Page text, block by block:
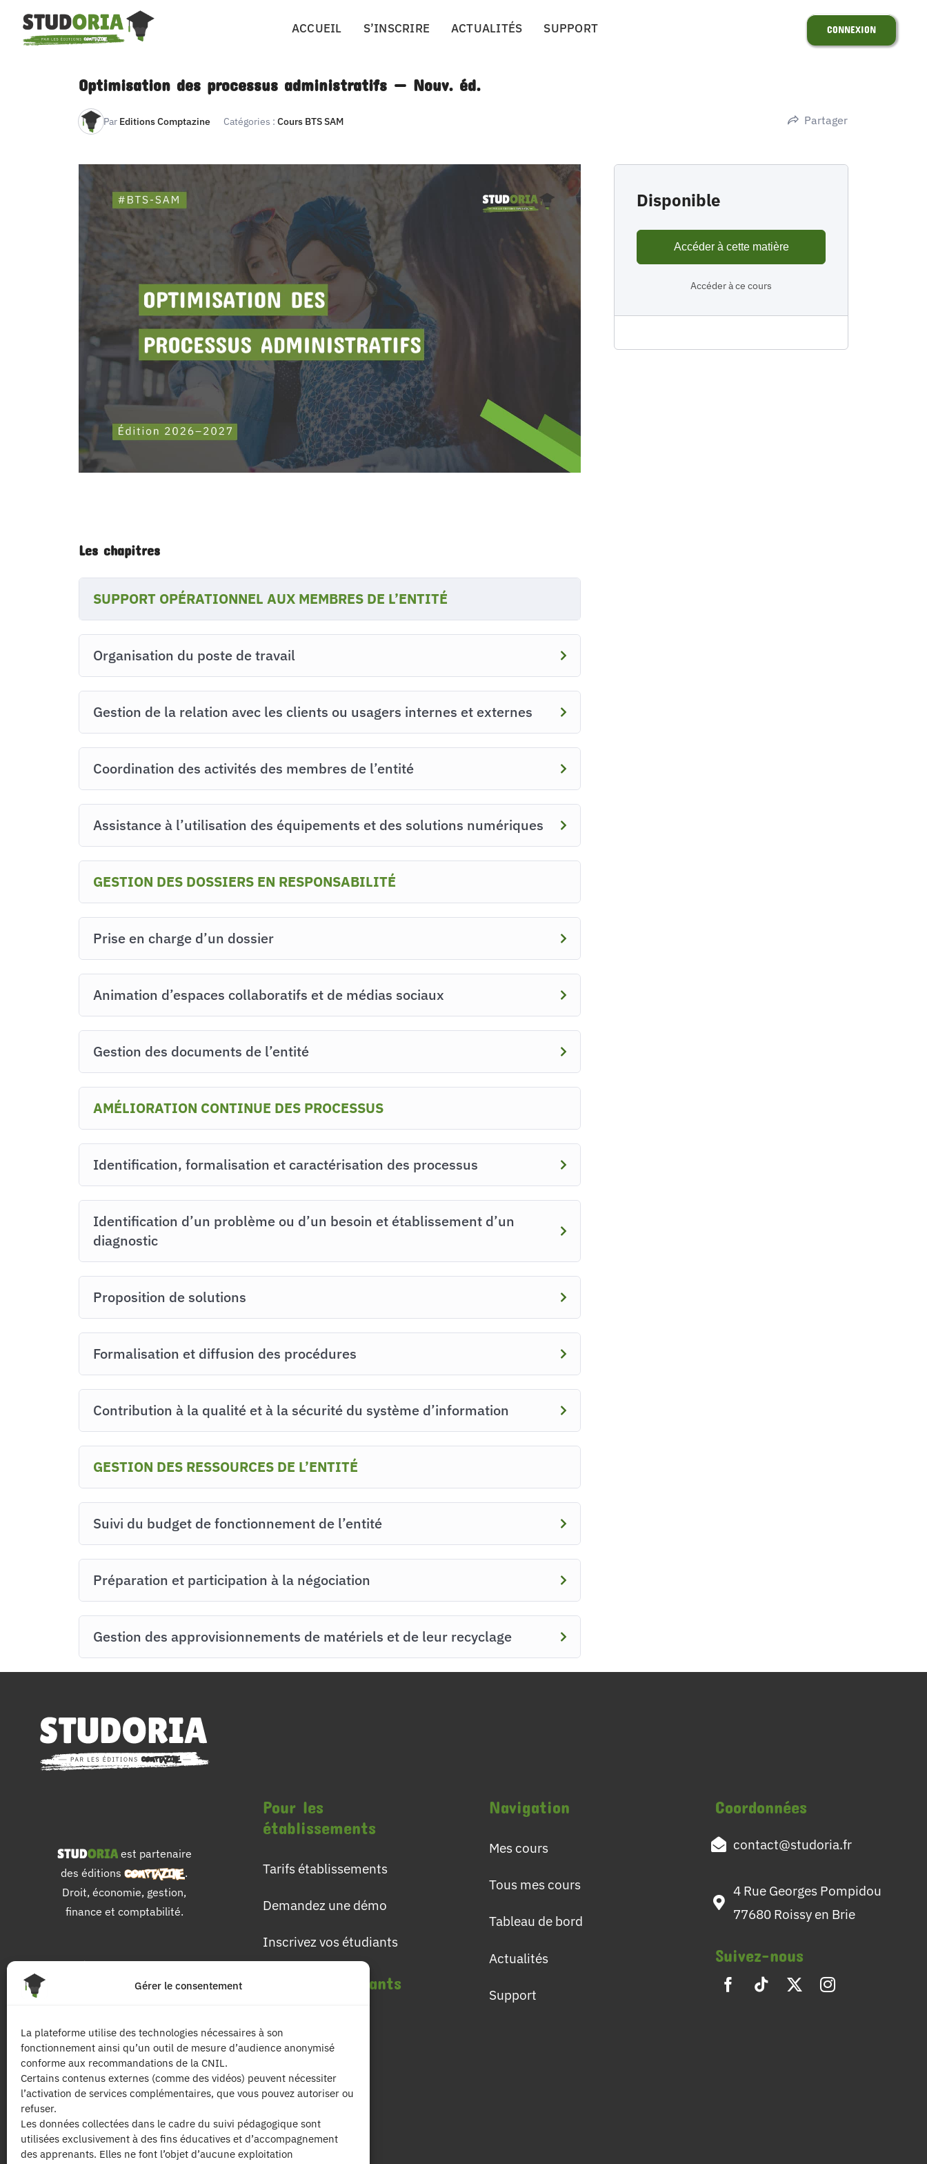
Gérer le consentement
La plateforme utilise des technologies nécessaires à son
fonctionnement ainsi qu’un outil de mesure d’audience anonymisé
conforme aux recommandations de la CNIL.
Certains contenus externes (comme des vidéos) peuvent nécessiter
l’activation de services complémentaires, que vous pouvez autoriser ou
refuser.
Les données collectées dans le cadre du suivi pédagogique sont
utilisées exclusivement à des fins éducatives et d’accompagnement
des apprenants. Elles ne font l’objet d’aucune exploitation
contenu
ACCUEIL S’INSCRIRE ACTUALITÉS SUPPORT CONNEXION
Optimisation des processus administratifs — Nouv. éd.
Par Editions Comptazine Catégories : Cours BTS SAM Partager
Les chapitres
SUPPORT OPÉRATIONNEL AUX MEMBRES DE L’ENTITÉ
Organisation du poste de travail
Gestion de la relation avec les clients ou usagers internes et externes
Coordination des activités des membres de l’entité
Assistance à l’utilisation des équipements et des solutions numériques
GESTION DES DOSSIERS EN RESPONSABILITÉ
Prise en charge d’un dossier
Animation d’espaces collaboratifs et de médias sociaux
Gestion des documents de l’entité
AMÉLIORATION CONTINUE DES PROCESSUS
Identification, formalisation et caractérisation des processus
Identification d’un problème ou d’un besoin et établissement d’un
diagnostic
Proposition de solutions
Formalisation et diffusion des procédures
Contribution à la qualité et à la sécurité du système d’information
GESTION DES RESSOURCES DE L’ENTITÉ
Suivi du budget de fonctionnement de l’entité
Préparation et participation à la négociation
Gestion des approvisionnements de matériels et de leur recyclage
Disponible
Accéder à cette matière
Accéder à ce cours
est partenaire
des éditions
.
Droit, économie, gestion,
finance et comptabilité.
Pour les
établissements
Tarifs établissements
Demandez une démo
Inscrivez vos étudiants
Pour les étudiants
Les tarifs
Navigation
Mes cours
Tous mes cours
Tableau de bord
Actualités
Support
Coordonnées
contact@studoria.fr
4 Rue Georges Pompidou
77680 Roissy en Brie
Suivez-nous